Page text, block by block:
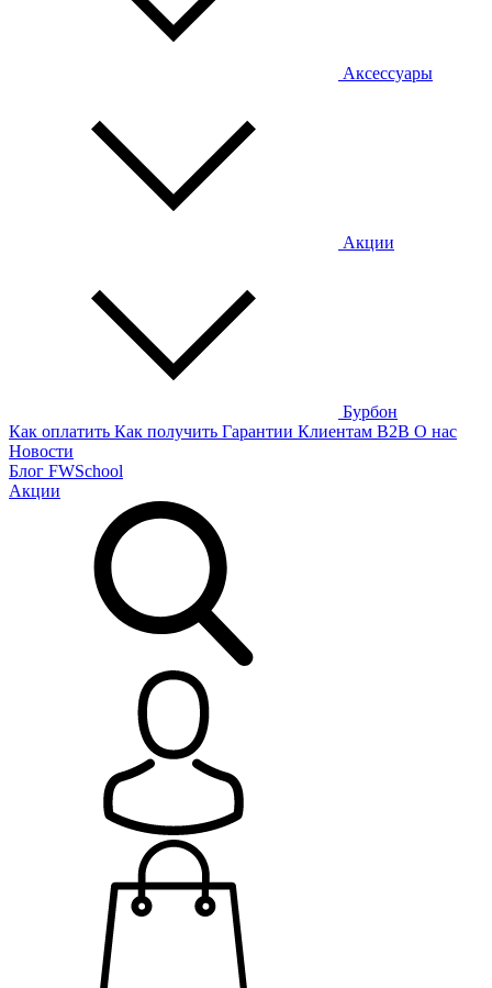
Аксессуары
Акции
Бурбон
Как оплатить Как получить Гарантии Клиентам B2B О нас
Новости
Блог FWSchool
Акции